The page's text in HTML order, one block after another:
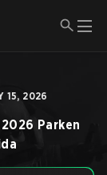
15, 2026
2026 Parken